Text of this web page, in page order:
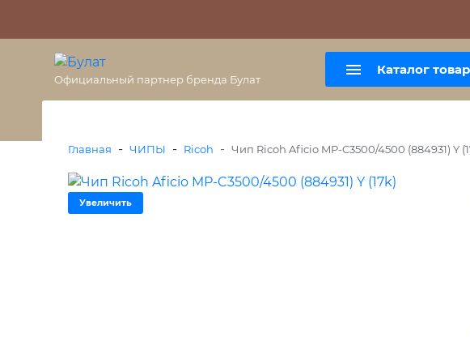
+7 (495) 477-56-25
Официальный партнер бренда Булат
Каталог
Главная - ЧИПЫ - Ricoh - Чип Ricoh Aficio MP-C3500/4500 (884931) Y
Увеличить